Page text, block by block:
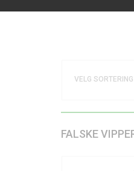
VELG SORTERING
FALSKE